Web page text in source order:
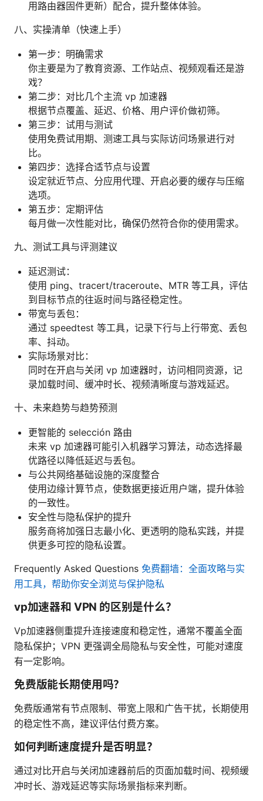
用路由器固件更新）配合，提升整体体验。
八、实操清单（快速上手）
第一步：明确需求
你主要是为了教育资源、工作站点、视频观看还是游
戏？
第二步：对比几个主流 vp 加速器
根据节点覆盖、延迟、价格、用户评价做初筛。
第三步：试用与测试
使用免费试用期、测速工具与实际访问场景进行对
比。
第四步：选择合适节点与设置
设定就近节点、分应用代理、开启必要的缓存与压缩
选项。
第五步：定期评估
每月做一次性能对比，确保仍然符合你的使用需求。
九、测试工具与评测建议
延迟测试：
使用 ping、tracert/traceroute、MTR 等工具，评估
到目标节点的往返时间与路径稳定性。
带宽与丢包：
通过 speedtest 等工具，记录下行与上行带宽、丢包
率、抖动。
实际场景对比：
同时在开启与关闭 vp 加速器时，访问相同资源，记
录加载时间、缓冲时长、视频清晰度与游戏延迟。
十、未来趋势与趋势预测
更智能的 selección 路由
未来 vp 加速器可能引入机器学习算法，动态选择最
优路径以降低延迟与丢包。
与公共网络基础设施的深度整合
使用边缘计算节点，使数据更接近用户端，提升体验
的一致性。
安全性与隐私保护的提升
服务商将加强日志最小化、更透明的隐私实践，并提
供更多可控的隐私设置。
Frequently Asked Questions 免费翻墙：全面攻略与实
用工具，帮助你安全浏览与保护隐私
vp加速器和 VPN 的区别是什么？
Vp加速器侧重提升连接速度和稳定性，通常不覆盖全面
隐私保护；VPN 更强调全局隐私与安全性，可能对速度
有一定影响。
免费版能长期使用吗？
免费版通常有节点限制、带宽上限和广告干扰，长期使用
的稳定性不高，建议评估付费方案。
如何判断速度提升是否明显？
通过对比开启与关闭加速器前后的页面加载时间、视频缓
冲时长、游戏延迟等实际场景指标来判断。